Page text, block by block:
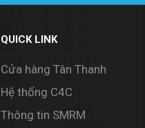
QUICK LINK
Cửa hàng Tân Thanh
Hệ thống C4C
Thông tin SMRM